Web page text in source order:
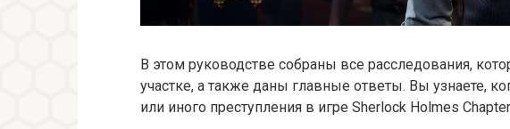
В этом руководстве собраны все расследования,
участке, а также даны главные ответы. Вы узнаете,
или иного преступления в игре Sherlock Holmes